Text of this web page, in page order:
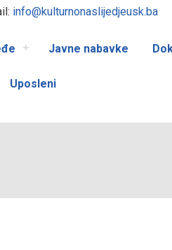
info@kulturnonaslijedjeusk.ba
Javne nabavke
Uposleni